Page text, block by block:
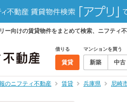
ー向けの賃貸物件をまとめて検索、ニフティ
借りる
賃貸
マンションを買う
新築 中古
のニフティ不動産 賃貸 兵庫県 尼崎